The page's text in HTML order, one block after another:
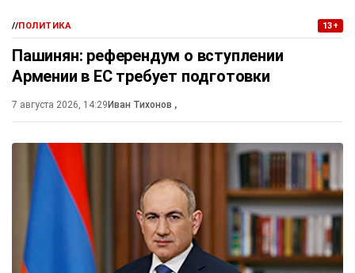
//ПОЛИТИКА 13+
Пашинян: референдум о вступлении
Армении в ЕС требует подготовки
7 августа 2026, 14:29 Иван Тихонов ,